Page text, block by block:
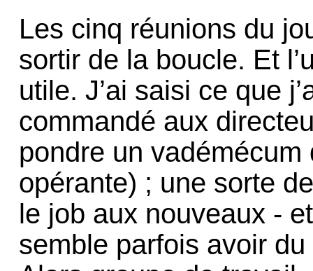
Les cinq réunions du
sortir de la boucle. Et
utile. J’ai saisi ce que
commandé aux
pondre un vadémécum
opérante) ; une sorte
le job aux nouveaux -
semble parfois avoir